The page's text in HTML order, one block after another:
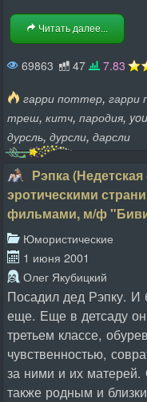
Читать далее...
69863 47 7.83
гарри поттер, гарри
треш, китч, пародия,
дурсль, дурсли, дарсли
Рэпка
эротическими
фильмами, м/ф
Юмористические
1 июня 2001
Олег Якубицкий
Посадил дед Рэпку. И
еще. Еще в детсаду
третьем классе,
чувственностью,
за ними и их матерей.
также родным и